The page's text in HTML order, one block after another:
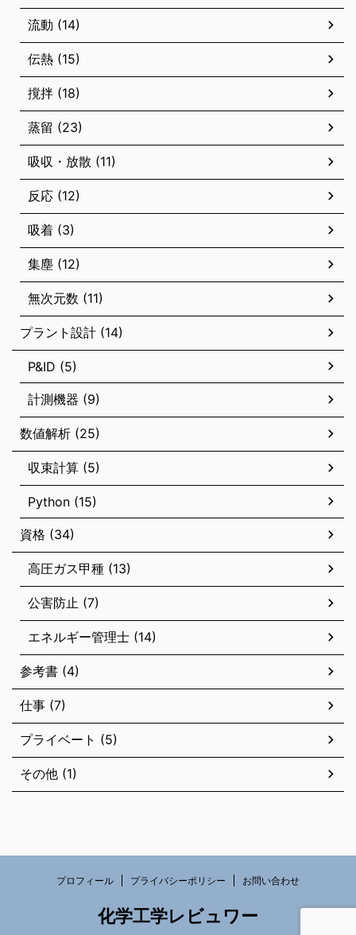
流動 (14)
伝熱 (15)
撹拌 (18)
蒸留 (23)
吸収・放散 (11)
反応 (12)
吸着 (3)
集塵 (12)
無次元数 (11)
プラント設計 (14)
P&ID (5)
計測機器 (9)
数値解析 (25)
収束計算 (5)
Python (15)
資格 (34)
高圧ガス甲種 (13)
公害防止 (7)
エネルギー管理士 (14)
参考書 (4)
仕事 (7)
プライベート (5)
その他 (1)
プロフィール プライバシーポリシー お問い合わせ
化学工学レビュワー